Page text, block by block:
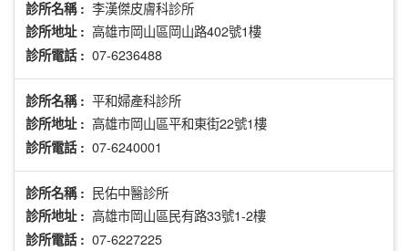
診所名稱 : 李漢傑皮膚科診所
診所地址 : 高雄市岡山區岡山路402號1樓
診所電話 : 07-6236488
診所名稱 : 平和婦產科診所
診所地址 : 高雄市岡山區平和東街22號1樓
診所電話 : 07-6240001
診所名稱 : 民佑中醫診所
診所地址 : 高雄市岡山區民有路33號1-2樓
診所電話 : 07-6227225